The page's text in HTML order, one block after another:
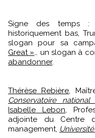
Signe des temps :
historiquement bas,
slogan pour sa
Great » … un slogan à
abandonner.
Thérèse Rebière ,
Conservatoire
Isabelle Lebon ,
adjointe du Centre
management,